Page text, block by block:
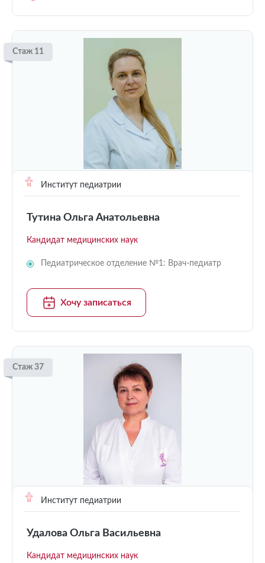
Стаж 11
Институт педиатрии
Тутина Ольга Анатольевна
Кандидат медицинских наук
Педиатрическое отделение №1: Врач-педиатр
Хочу записаться
Стаж 37
Институт педиатрии
Удалова Ольга Васильевна
Кандидат медицинских наук